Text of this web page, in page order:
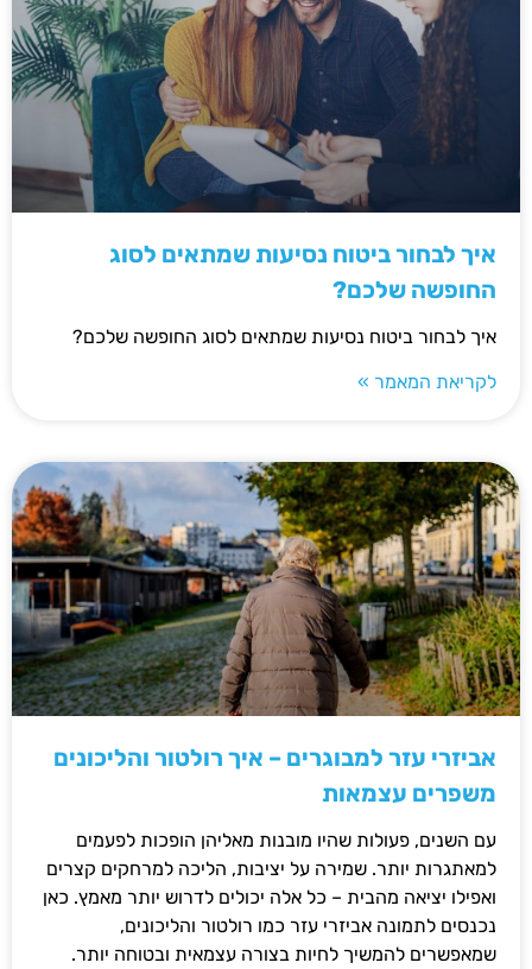
איך לבחור ביטוח נסיעות שמתאים לסוג
החופשה שלכם?
איך לבחור ביטוח נסיעות שמתאים לסוג החופשה שלכם?
לקריאת המאמר »
אביזרי עזר למבוגרים – איך רולטור והליכונים
משפרים עצמאות
עם השנים, פעולות שהיו מובנות מאליהן הופכות לפעמים
למאתגרות יותר. שמירה על יציבות, הליכה למרחקים קצרים
ואפילו יציאה מהבית – כל אלה יכולים לדרוש יותר מאמץ. כאן
נכנסים לתמונה אביזרי עזר כמו רולטור והליכונים,
שמאפשרים להמשיך לחיות בצורה עצמאית ובטוחה יותר.